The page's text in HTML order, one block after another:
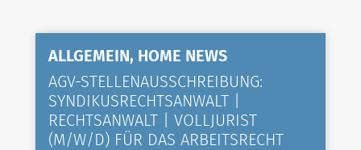
ALLGEMEIN, HOME NEWS
AGV-STELLENAUSSCHREIBUNG:
SYNDIKUSRECHTSANWALT |
RECHTSANWALT | VOLLJURIST
(M/W/D) FÜR DAS ARBEITSRECHT